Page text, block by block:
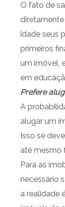
O fato de
idade seus
primeiros
um imóvel,
em
Prefere
A
alugar um
Isso se
até mesmo
Para as
necessário
a realidade